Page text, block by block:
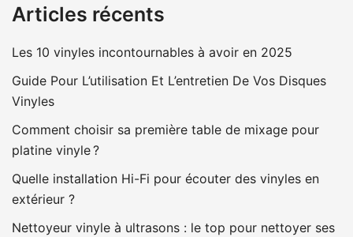
Articles récents
Les 10 vinyles incontournables à avoir en 2025
Guide Pour L’utilisation Et L’entretien De Vos Disques
Vinyles
Comment choisir sa première table de mixage pour
platine vinyle ?
Quelle installation Hi-Fi pour écouter des vinyles en
extérieur ?
Nettoyeur vinyle à ultrasons : le top pour nettoyer ses